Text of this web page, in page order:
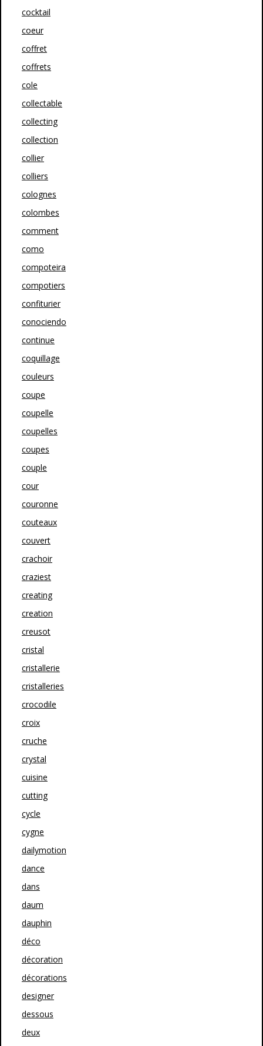
cocktail
coeur
coffret
coffrets
cole
collectable
collecting
collection
collier
colliers
colognes
colombes
comment
como
compoteira
compotiers
confiturier
conociendo
continue
coquillage
couleurs
coupe
coupelle
coupelles
coupes
couple
cour
couronne
couteaux
couvert
crachoir
craziest
creating
creation
creusot
cristal
cristallerie
cristalleries
crocodile
croix
cruche
crystal
cuisine
cutting
cycle
cygne
dailymotion
dance
dans
daum
dauphin
déco
décoration
décorations
designer
dessous
deux